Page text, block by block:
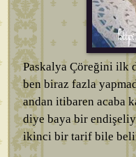
Paskalya Çöreğini ilk
ben biraz fazla
andan itibaren acaba
diye baya bir
ikinci bir tarif bile